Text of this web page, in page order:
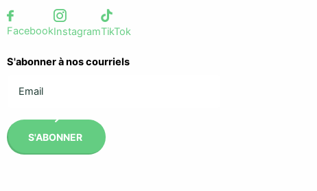
FacebookInstagramTikTok
S'abonner à nos courriels
S'ABONNER